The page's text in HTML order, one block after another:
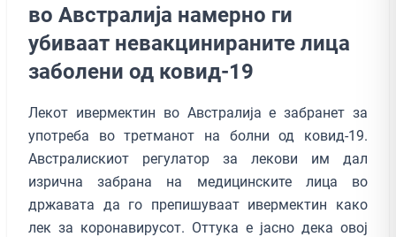
во Австралија намерно ги
убиваат невакцинираните лица
заболени од ковид-19
Лекот ивермектин во Австралија е забранет за
употреба во третманот на болни од ковид-19.
Австралискиот регулатор за лекови им дал
изрична забрана на медицинските лица во
државата да го препишуваат ивермектин како
лек за коронавирусот. Оттука е јасно дека овој